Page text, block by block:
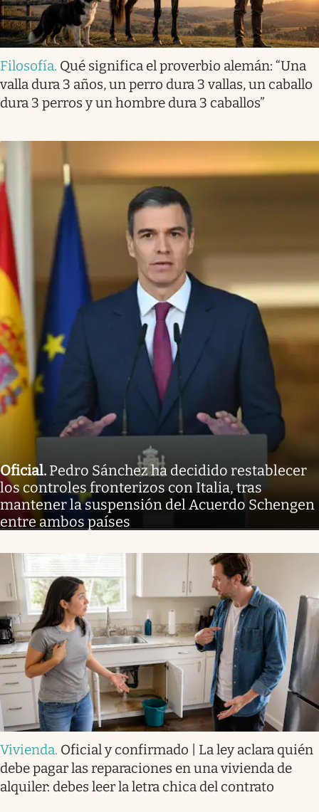
Filosofía. Qué significa el proverbio alemán: “Una
valla dura 3 años, un perro dura 3 vallas, un caballo
dura 3 perros y un hombre dura 3 caballos”
Oficial. Pedro Sánchez ha decidido restablecer
los controles fronterizos con Italia, tras
mantener la suspensión del Acuerdo Schengen
entre ambos países
Vivienda. Oficial y confirmado | La ley aclara quién
debe pagar las reparaciones en una vivienda de
alquiler: debes leer la letra chica del contrato